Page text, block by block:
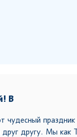
В
праздник
другу. Мы как